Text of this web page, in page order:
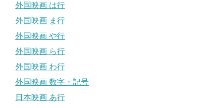
外国映画 は行
外国映画 ま行
外国映画 や行
外国映画 ら行
外国映画 わ行
外国映画 数字・記号
日本映画 あ行